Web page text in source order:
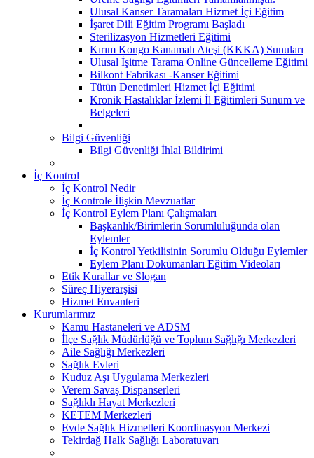
Ulusal Kanser Taramaları Hizmet İçi Eğitim
İşaret Dili Eğitim Programı Başladı
Sterilizasyon Hizmetleri Eğitimi
Kırım Kongo Kanamalı Ateşi (KKKA) Sunuları
Ulusal İşitme Tarama Online Güncelleme Eğitimi
Bilkont Fabrikası -Kanser Eğitimi
Tütün Denetimleri Hizmet İçi Eğitimi
Kronik Hastalıklar İzlemi İl Eğitimleri Sunum ve
Belgeleri
Bilgi Güvenliği
Bilgi Güvenliği İhlal Bildirimi
İç Kontrol
İç Kontrol Nedir
İç Kontrole İlişkin Mevzuatlar
İç Kontrol Eylem Planı Çalışmaları
Başkanlık/Birimlerin Sorumluluğunda olan
Eylemler
İç Kontrol Yetkilisinin Sorumlu Olduğu Eylemler
Eylem Planı Dokümanları Eğitim Videoları
Etik Kurallar ve Slogan
Süreç Hiyerarşisi
Hizmet Envanteri
Kurumlarımız
Kamu Hastaneleri ve ADSM
İlçe Sağlık Müdürlüğü ve Toplum Sağlığı Merkezleri
Aile Sağlığı Merkezleri
Sağlık Evleri
Kuduz Aşı Uygulama Merkezleri
Verem Savaş Dispanserleri
Sağlıklı Hayat Merkezleri
KETEM Merkezleri
Evde Sağlık Hizmetleri Koordinasyon Merkezi
Tekirdağ Halk Sağlığı Laboratuvarı